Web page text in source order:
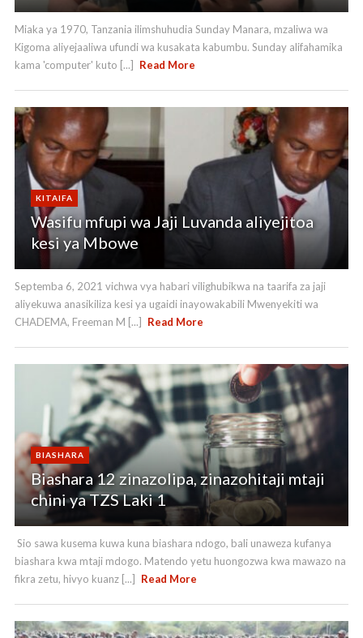
Miaka ya 1970, Tanzania ilimshuhudia Sunday Manara, mzaliwa wa
Kigoma aliyejaaliwa ufundi wa kusakata kabumbu. Sunday alifahamika
kama 'computer' kuto [...]
Read More
KITAIFA
Wasifu mfupi wa Jaji Luvanda aliyejitoa
kesi ya Mbowe
Septemba 6, 2021 vichwa vya habari vilighubikwa na taarifa za jaji
aliyekuwa anasikiliza kesi ya ugaidi inayowakabili Mwenyekiti wa
CHADEMA, Freeman M [...]
Read More
BIASHARA
Biashara 12 zinazolipa, zinazohitaji mtaji
chini ya TZS Laki 1
Sio sawa kusema kuwa kuna biashara ndogo, bali unaweza kufanya
biashara kwa mtaji mdogo. Matendo yetu huongozwa kwa mawazo na
fikra zetu, hivyo kuanz [...]
Read More